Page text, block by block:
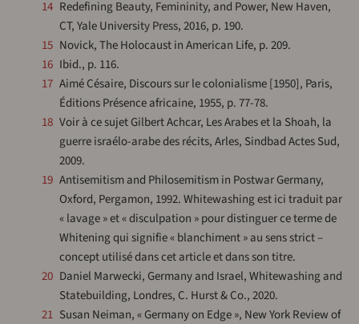
14 Redefining Beauty, Femininity, and Power, New Haven,
CT, Yale University Press, 2016, p. 190.
15 Novick, The Holocaust in American Life, p. 209.
16 Ibid., p. 116.
17 Aimé Césaire, Discours sur le colonialisme [1950], Paris,
Éditions Présence africaine, 1955, p. 77-78.
18 Voir à ce sujet Gilbert Achcar, Les Arabes et la Shoah, la
guerre israélo-arabe des récits, Arles, Sindbad Actes Sud,
2009.
19 Antisemitism and Philosemitism in Postwar Germany,
Oxford, Pergamon, 1992. Whitewashing est ici traduit par
« lavage » et « disculpation » pour distinguer ce terme de
Whitening qui signifie « blanchiment » au sens strict –
concept utilisé dans cet article et dans son titre.
20 Daniel Marwecki, Germany and Israel, Whitewashing and
Statebuilding, Londres, C. Hurst & Co., 2020.
21 Susan Neiman, « Germany on Edge », New York Review of